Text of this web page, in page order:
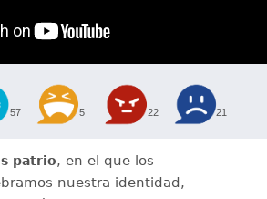
57 5 22 21
patrio, en el que los
nuestra identidad,